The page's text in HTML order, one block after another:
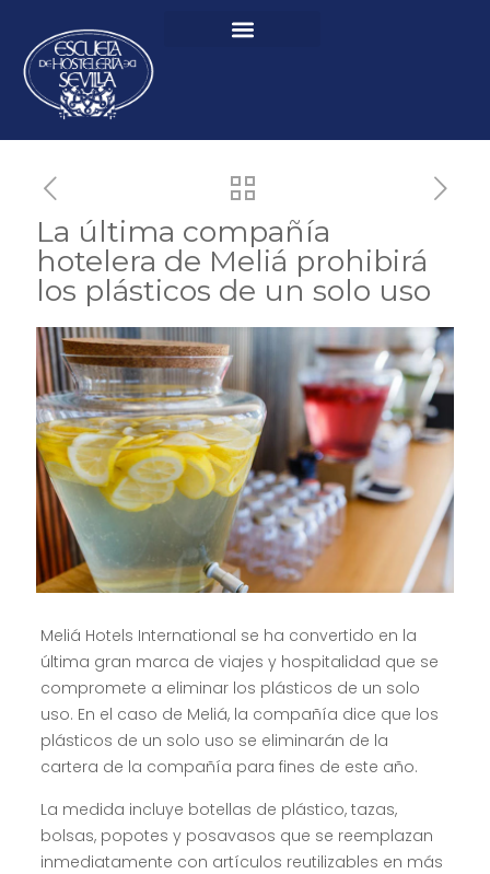
La última compañía
hotelera de Meliá prohibirá
los plásticos de un solo uso
Meliá Hotels International se ha convertido en la
última gran marca de viajes y hospitalidad que se
compromete a eliminar los plásticos de un solo
uso. En el caso de Meliá, la compañía dice que los
plásticos de un solo uso se eliminarán de la
cartera de la compañía para fines de este año.
La medida incluye botellas de plástico, tazas,
bolsas, popotes y posavasos que se reemplazan
inmediatamente con artículos reutilizables en más